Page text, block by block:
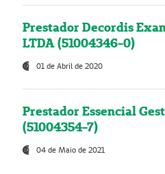
Prestador Decordis
LTDA (51004346-0)
01 de Abril de 2020
Prestador Essencial
(51004354-7)
04 de Maio de 2021